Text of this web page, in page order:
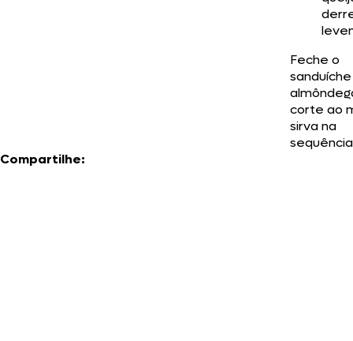
Feche o
corte ao
sirva na
Compartilhe: